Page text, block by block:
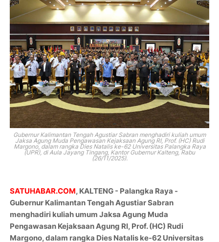
Gubernur Kalimantan Tengah Agustiar Sabran menghadiri kuliah umum
Jaksa Agung Muda Pengawasan Kejaksaan Agung RI, Prof. (HC) Rudi
Margono, dalam rangka Dies Natalis ke-62 Universitas Palangka Raya
(UPR), di Aula Jayang Tingang, Kantor Gubernur Kalteng, Rabu
(26/11/2025).
SATUHABAR.COM, KALTENG - Palangka Raya -
Gubernur Kalimantan Tengah Agustiar Sabran
menghadiri kuliah umum Jaksa Agung Muda
Pengawasan Kejaksaan Agung RI, Prof. (HC) Rudi
Margono, dalam rangka Dies Natalis ke-62 Universitas